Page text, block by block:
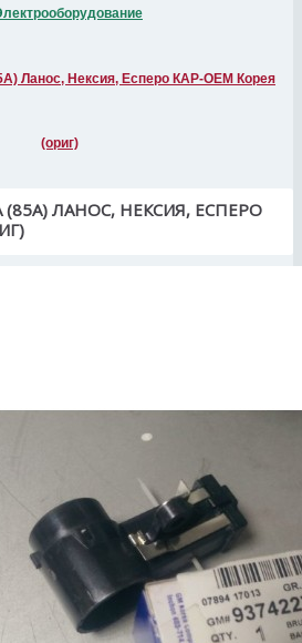
Ланос, Нексия, Есперо КАР-ОЕМ Корея
(ориг)
ЛАНОС, НЕКСИЯ, ЕСПЕРО